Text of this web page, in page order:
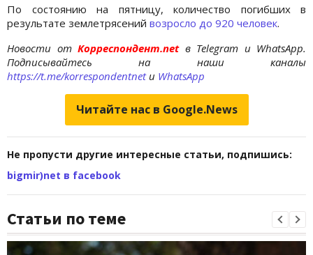
По состоянию на пятницу, количество погибших в
результате землетрясений возросло до 920 человек.
Новости отКорреспондент.net в Telegram и WhatsApp.
Подписывайтесь на наши каналы
https://t.me/korrespondentnetи WhatsApp
Читайте нас в Google.News
Не пропусти другие интересные статьи, подпишись:
bigmir)net в facebook
Статьи по теме